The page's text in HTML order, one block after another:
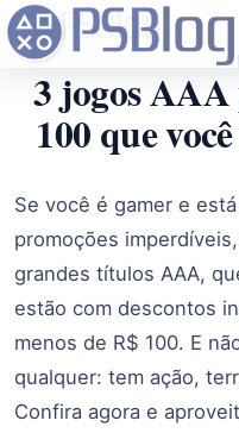
3 jogos AAA
100 que
Se você é gamer e
promoções
grandes títulos AAA,
estão com descontos
menos de R$ 100. E
qualquer: tem ação,
Confira agora e